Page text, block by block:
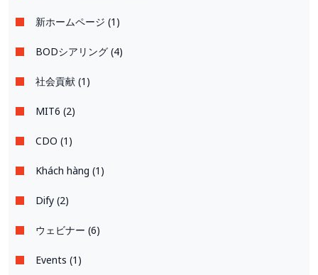
新ホームページ (1)
BODシアリング (4)
社会貢献 (1)
MIT6 (2)
CDO (1)
Khách hàng (1)
Dify (2)
ウェビナー (6)
Events (1)